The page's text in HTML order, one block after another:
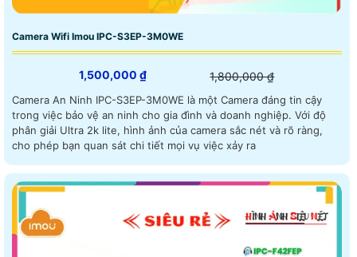
Camera Wifi Imou IPC-S3EP-3M0WE
1,500,000 ₫ 1,800,000 ₫
Camera An Ninh IPC-S3EP-3M0WE là một Camera đáng tin cậy
trong việc bảo vệ an ninh cho gia đình và doanh nghiệp. Với độ
phân giải Ultra 2k lite, hình ảnh của camera sắc nét và rõ ràng,
cho phép bạn quan sát chi tiết mọi vụ việc xảy ra